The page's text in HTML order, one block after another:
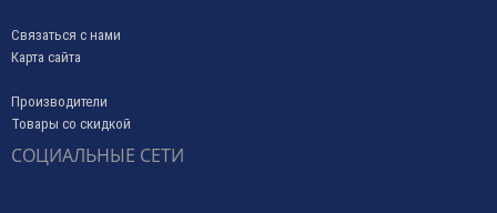
Связаться с нами
Карта сайта
Производители
Товары со скидкой
СОЦИАЛЬНЫЕ СЕТИ